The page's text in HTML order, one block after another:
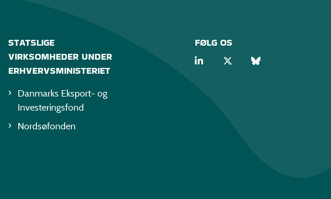
STATSLIGE
VIRKSOMHEDER UNDER
ERHVERVSMINISTERIET
Danmarks Eksport- og
Investeringsfond
Nordsøfonden
FØLG OS